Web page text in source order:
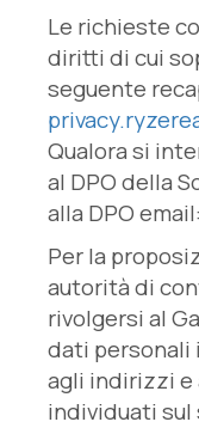
Le richieste
diritti di cui
seguente
Qualora si
al DPO della
alla DPO email:
Per la
autorità di
rivolgersi al
dati personali
agli indirizzi e
individuati sul